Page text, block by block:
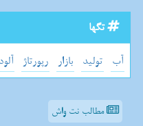
تگها
آب تولید بازار رپورتاژ
مطالب نت واش